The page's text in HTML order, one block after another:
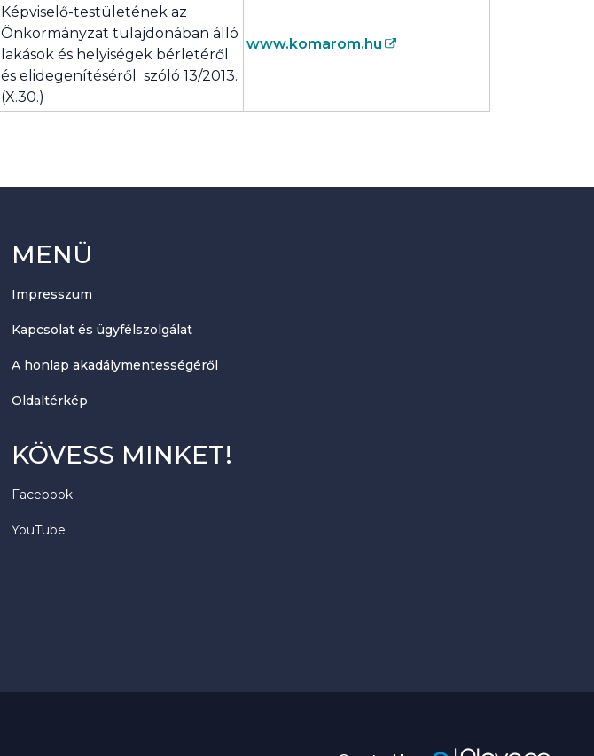
Képviselő-testületének az
Önkormányzat tulajdonában álló
lakások és helyiségek bérletéről
és elidegenítéséről szóló 13/2013.
(X.30.)
www.komarom.hu
MENÜ
Impresszum
Kapcsolat és ügyfélszolgálat
A honlap akadálymentességéről
Oldaltérkép
KÖVESS MINKET!
Facebook
YouTube